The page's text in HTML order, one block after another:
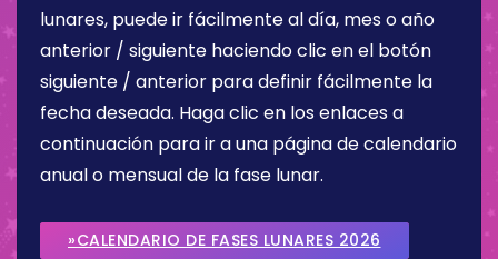
lunares, puede ir fácilmente al día, mes o año
anterior / siguiente haciendo clic en el botón
siguiente / anterior para definir fácilmente la
fecha deseada. Haga clic en los enlaces a
continuación para ir a una página de calendario
anual o mensual de la fase lunar.
»CALENDARIO DE FASES LUNARES 2026